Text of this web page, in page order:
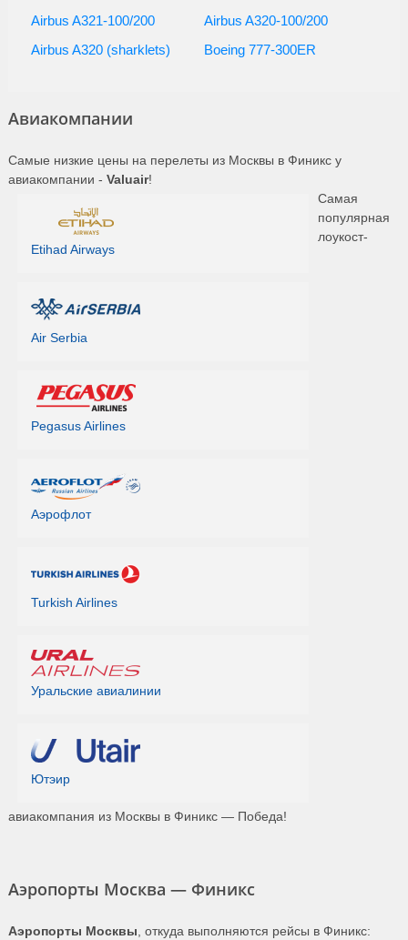
Airbus A321-100/200
Airbus A320-100/200
Airbus A320 (sharklets)
Boeing 777-300ER
Авиакомпании
Самые низкие цены на перелеты из Москвы в Финикс у
авиакомпании - Valuair!
Etihad Airways
Air Serbia
Pegasus Airlines
Аэрофлот
Turkish Airlines
Уральские авиалинии
Ютэир
Самая
популярная
лоукост-
авиакомпания из Москвы в Финикс — Победа!
Аэропорты Москва — Финикс
Аэропорты Москвы , откуда выполняются рейсы в Финикс: